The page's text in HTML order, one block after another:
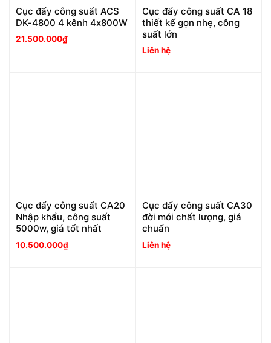
Cục đẩy công suất ACS
DK-4800 4 kênh 4x800W
21.500.000₫
Cục đẩy công suất CA 18
thiết kế gọn nhẹ, công
suất lớn
Liên hệ
Cục đẩy công suất CA20
Nhập khẩu, công suất
5000w, giá tốt nhất
10.500.000₫
Cục đẩy công suất CA30
đời mới chất lượng, giá
chuẩn
Liên hệ